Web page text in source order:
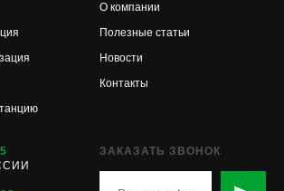
О компании
Полезные статьи
Новости
Контакты
ЗАКАЗАТЬ ЗВОНОК